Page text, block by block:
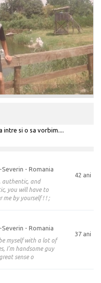
intre si o sa vorbim....
42 ani
Severin - Romania
authentic, and
you will have to
me by yourself ! ! ;
37 ani
Severin - Romania
myself with a lot of
I'm handsome guy
sense o